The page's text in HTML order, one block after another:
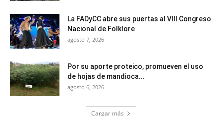
La FADyCC abre sus puertas al VIII Congreso
Nacional de Folklore
agosto 7, 2026
Por su aporte proteico, promueven el uso
de hojas de mandioca...
agosto 6, 2026
Cargar más